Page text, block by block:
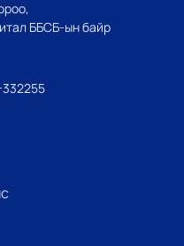
ББСБ-ын байр
332255